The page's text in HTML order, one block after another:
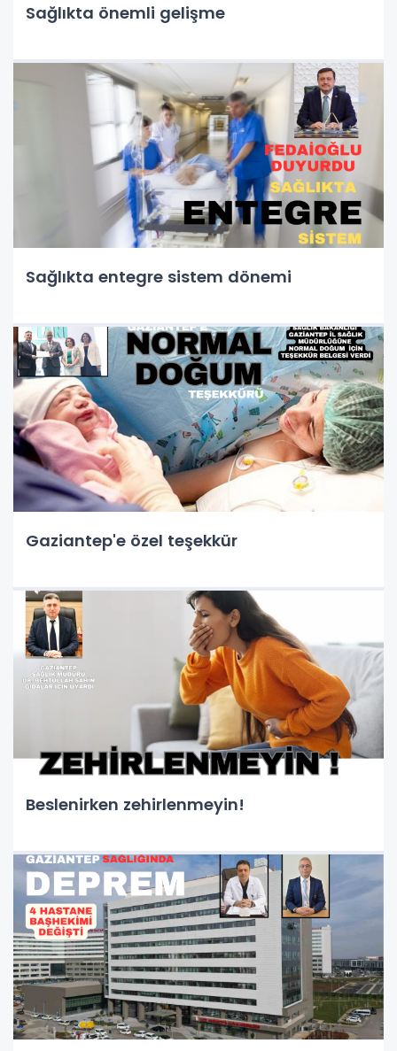
Sağlıkta önemli gelişme
Sağlıkta entegre sistem dönemi
Gaziantep'e özel teşekkür
Beslenirken zehirlenmeyin!